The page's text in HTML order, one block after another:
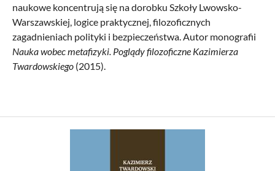
naukowe koncentrują się na dorobku Szkoły Lwowsko-
Warszawskiej, logice praktycznej, filozoficznych
zagadnieniach polityki i bezpieczeństwa. Autor monografii
Nauka wobec metafizyki. Poglądy filozoficzne Kazimierza
Twardowskiego(2015).